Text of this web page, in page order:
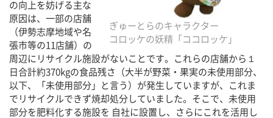
ぎゅーとらのキャラクター
コロッケの妖精「ココロッケ」
の向上を妨げる主な
原因は、一部の店舗
（伊勢志摩地域や名
張市等の11店舗）の
周辺にリサイクル施設がないことです。これらの店舗から１
日合計約370kgの食品残さ（大半が野菜・果実の未使用部分、
以下、「未使用部分」と言う）が発生していますが、これま
でリサイクルできず焼却処分していました。そこで、未使用
部分を肥料化する施設を 自社に設置し、さらにこれを活用し